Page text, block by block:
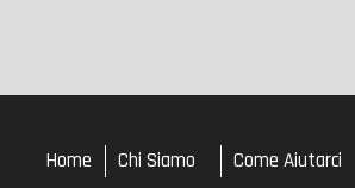
Home
Chi Siamo Come Aiutarci